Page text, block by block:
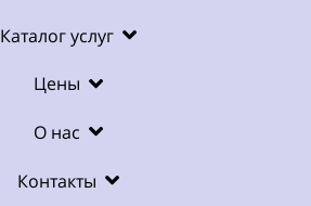
Каталог услуг
Цены
О нас
Контакты